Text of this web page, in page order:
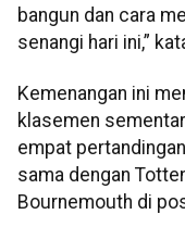
bangun dan cara
senangi hari ini,”
Kemenangan ini
klasemen
empat
sama dengan
Bournemouth di